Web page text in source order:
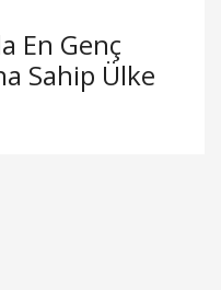
En Genç
Sahip Ülke